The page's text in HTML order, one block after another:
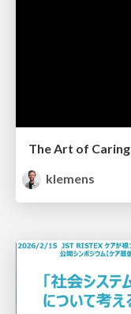
The Art of Caring
klemens